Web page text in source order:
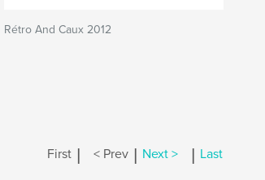
Rétro And Caux 2012
First | < Prev | Next > | Last